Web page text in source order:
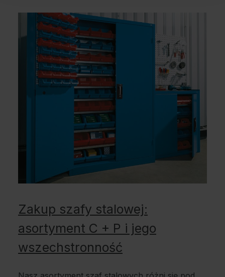
Zakup szafy stalowej:
asortyment C + P i jego
wszechstronność